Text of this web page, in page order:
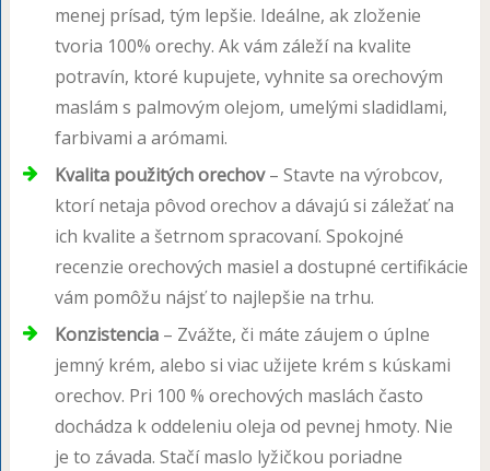
menej prísad, tým lepšie. Ideálne, ak zloženie
tvoria 100% orechy. Ak vám záleží na kvalite
potravín, ktoré kupujete, vyhnite sa orechovým
maslám s palmovým olejom, umelými sladidlami,
farbivami a arómami.
Kvalita použitých orechov– Stavte na výrobcov,
ktorí netaja pôvod orechov a dávajú si záležať na
ich kvalite a šetrnom spracovaní. Spokojné
recenzie orechových masiel a dostupné certifikácie
vám pomôžu nájsť to najlepšie na trhu.
Konzistencia– Zvážte, či máte záujem o úplne
jemný krém, alebo si viac užijete krém s kúskami
orechov. Pri 100 % orechových maslách často
dochádza k oddeleniu oleja od pevnej hmoty. Nie
je to závada. Stačí maslo lyžičkou poriadne